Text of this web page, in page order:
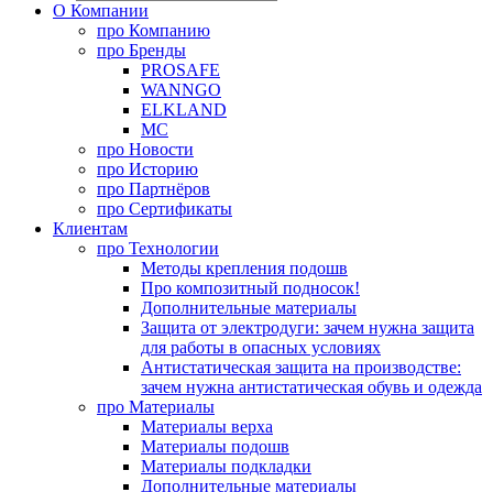
О Компании
про Компанию
про Бренды
PROSAFE
WANNGO
ELKLAND
MC
про Новости
про Историю
про Партнёров
про Сертификаты
Клиентам
про Технологии
Методы крепления подошв
Про композитный подносок!
Дополнительные материалы
Защита от электродуги: зачем нужна защита
для работы в опасных условиях
Антистатическая защита на производстве:
зачем нужна антистатическая обувь и одежда
про Материалы
Материалы верха
Материалы подошв
Материалы подкладки
Дополнительные материалы